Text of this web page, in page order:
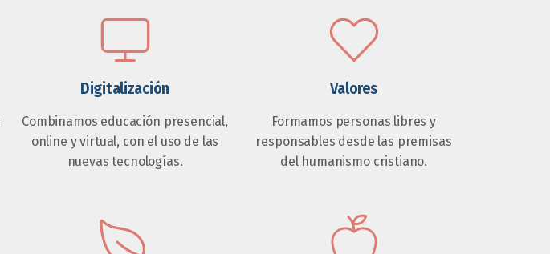
Digitalización
Combinamos educación presencial,
online y virtual, con el uso de las
nuevas tecnologías.
Valores
Formamos personas libres y
responsables desde las premisas
del humanismo cristiano.